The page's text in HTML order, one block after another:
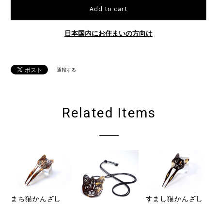
Add to cart
日本国内にお住まいの方向け
通報する
Related Items
まち猫かんざし すまし猫かんざし